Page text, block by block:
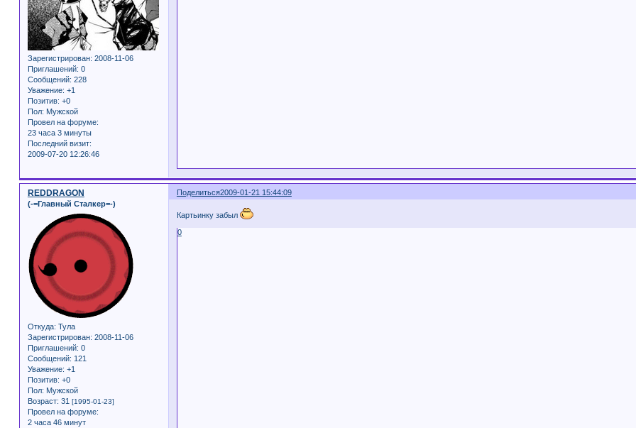
Зарегистрирован: 2008-11-06
Приглашений: 0
Сообщений: 228
Уважение: +1
Позитив: +0
Пол: Мужской
Провел на форуме:
23 часа 3 минуты
Последний визит:
2009-07-20 12:26:46
Поделиться2009-01-21 15:44:09
REDDRAGON
(-=Главный Сталкер=-)
Откуда: Тула
Зарегистрирован: 2008-11-06
Приглашений: 0
Сообщений: 121
Уважение: +1
Позитив: +0
Пол: Мужской
Возраст: 31 [1995-01-23]
Провел на форуме:
2 часа 46 минут
Картьинку забыл
0